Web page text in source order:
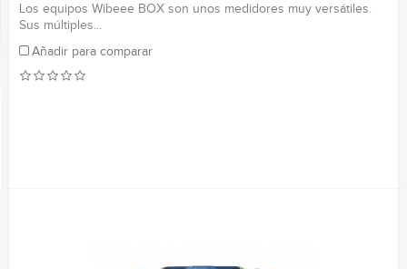
Los equipos Wibeee BOX son unos medidores muy versátiles.
Sus múltiples...
Añadir para comparar